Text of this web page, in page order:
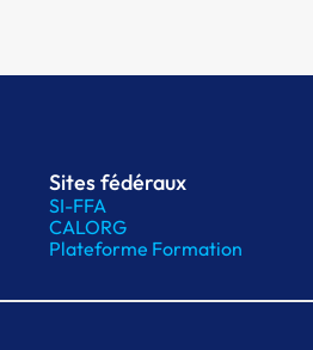
Sites fédéraux
SI-FFA
CALORG
Plateforme Formation